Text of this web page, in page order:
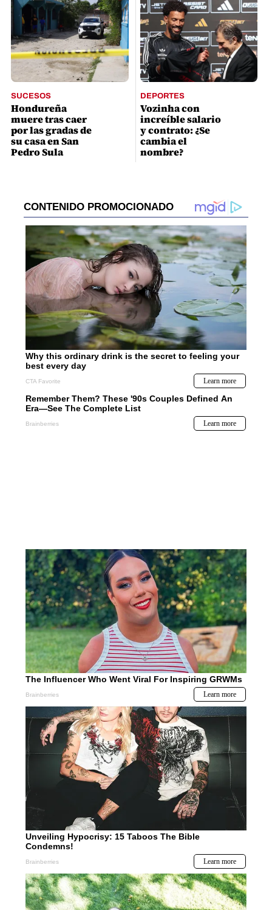
SUCESOS
Hondureña
muere tras caer
por las gradas de
su casa en San
Pedro Sula
DEPORTES
Vozinha con
increíble salario
y contrato: ¿Se
cambia el
nombre?